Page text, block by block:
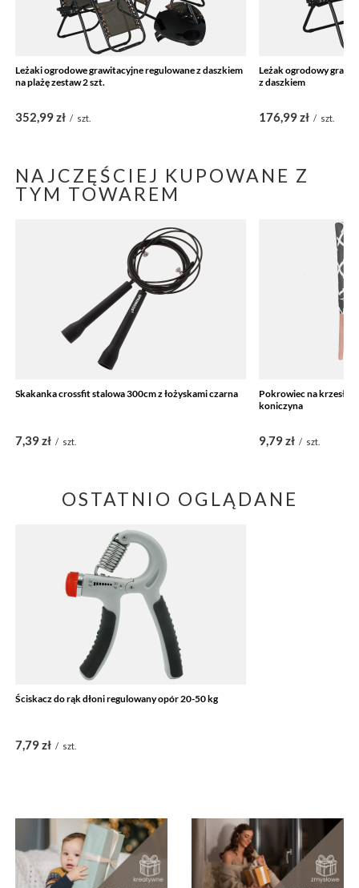
Leżaki ogrodowe grawitacyjne regulowane z daszkiem
na plażę zestaw 2 szt.
352,99 zł / szt.
Leżak ogrodowy
z daszkiem
176,99 zł / szt.
NAJCZĘŚCIEJ KUPOWANE Z
TYM TOWAREM
Skakanka crossfit stalowa 300cm z łożyskami czarna
7,39 zł / szt.
Pokrowiec na krzesło
koniczyna
9,79 zł / szt.
OSTATNIO OGLĄDANE
Ściskacz do rąk dłoni regulowany opór 20-50 kg
7,79 zł / szt.